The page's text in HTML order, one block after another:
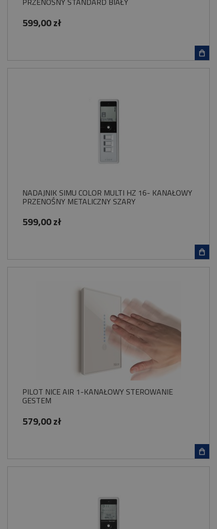
599,00 zł
NADAJNIK SIMU COLOR MULTI HZ 16- KANAŁOWY
PRZENOŚNY METALICZNY SZARY
599,00 zł
PILOT NICE AIR 1-KANAŁOWY STEROWANIE
GESTEM
579,00 zł